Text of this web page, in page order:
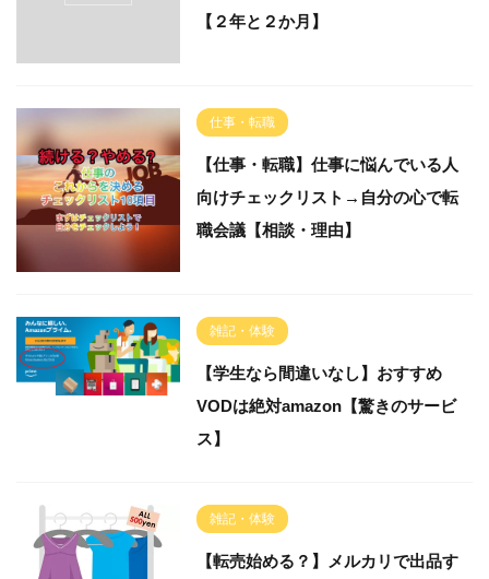
【２年と２か月】
仕事・転職
【仕事・転職】仕事に悩んでいる人
向けチェックリスト→自分の心で転
職会議【相談・理由】
雑記・体験
【学生なら間違いなし】おすすめ
VODは絶対amazon【驚きのサービ
ス】
雑記・体験
【転売始める？】メルカリで出品す